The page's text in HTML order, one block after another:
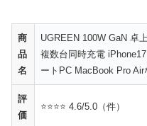
商
品
名
UGREEN 100W GaN 卓
複数台同時充電
ートPC MacBook Pro Air
評
価
⭐⭐⭐⭐ 4.6/5.0（件）